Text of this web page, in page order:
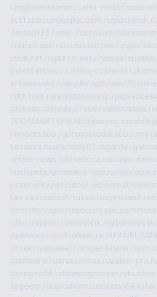
kingbolenskaner.rualex-motor.ru
act1.spb.rupolyglot.com.rugidlipetsk.ru
detsad125.ru mir-zdoroviya.ru
council.spb.ruлодкипатриот.рф
iclub.net.rugazon-easy.ru
pylesostineco.ru msts-ozarenie.ru
artemovskij.rudopler.spb.ruaid70.ru
ndm.msk.ru ratingzooshop.ru
globalautotrade.info bezverhovskoe.ru
ZOOSMART.SPB.RUdalakony.ru
remontt.spb.ruphotostudia.spb.ru
terramia.ruacademy62.ru
artem-news.rubiserinca.ru
imshowtv.ru mebel-v-tule.ru
pcsecurity.net.rutool-sib.ru
fan-cs.rusanteh-russia.ru
tmmotors.spb.ruxjocuricopii.com
obustrojdom.rusovetcik.ru
ppknews.rucult-alshei.ru
proekciyamebel.ru imper-finans.ru
glamourai.rubrassminus.ruzabor-pro.ru
dorogoe58.ru laimengpacker.ru
sageerp.rutaxodrom.rudsrazvitie.ru